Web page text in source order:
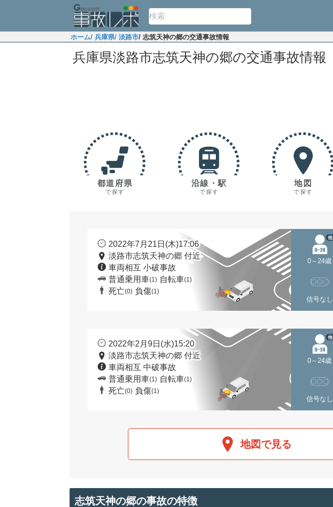
ホーム/ 兵庫県/ 淡路市/ 志筑天神の郷の交通事故情報
兵庫県淡路市志筑天神の郷の交通事故情報
都道府県
で探す
沿線・駅
で探す
地図
で探す
2022年7月21日(木)17:06
淡路市志筑天神の郷 付近
車両相互 小破事故
普通乗用車(1) 自転車(1)
死亡(0) 負傷(1)
0～24歳
他
信号なし
2022年2月9日(水)15:20
淡路市志筑天神の郷 付近
車両相互 中破事故
普通乗用車(1) 自転車(1)
死亡(0) 負傷(1)
0～24歳
他
信号なし
地図で見る
志筑天神の郷の事故の特徴